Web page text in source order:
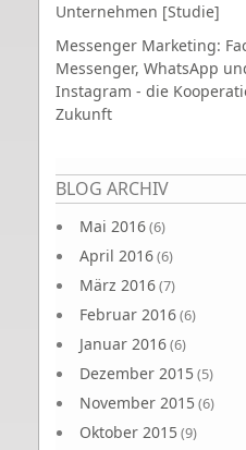
Unternehmen [Studie]
Messenger Marketing:
Messenger, WhatsApp
Instagram - die
Zukunft
BLOG ARCHIV
Mai 2016(6)
April 2016(6)
März 2016(7)
Februar 2016(6)
Januar 2016(6)
Dezember 2015(5)
November 2015(6)
Oktober 2015(9)
Seiten